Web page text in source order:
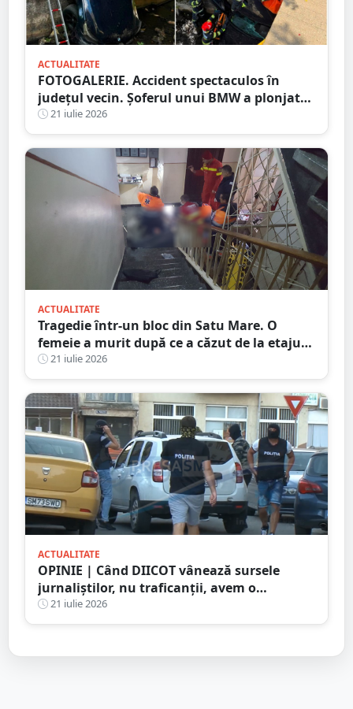
ACTUALITATE
FOTOGALERIE. Accident spectaculos în
județul vecin. Șoferul unui BMW a plonjat
cu mașina în râu
21 iulie 2026
ACTUALITATE
Tragedie într-un bloc din Satu Mare. O
femeie a murit după ce a căzut de la etajul
al patrulea
21 iulie 2026
ACTUALITATE
OPINIE | Când DIICOT vânează sursele
jurnaliștilor, nu traficanții, avem o
problemă de democrație
21 iulie 2026